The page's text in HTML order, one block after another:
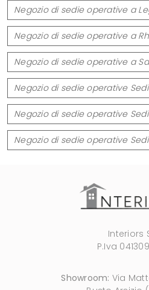
Negozio di sedie operative a
Negozio di sedie operative a
Negozio di sedie operative a
Negozio di sedie operative
Negozio di sedie operative
Negozio di sedie operative
Interiors
P.Iva
Showroom: Via